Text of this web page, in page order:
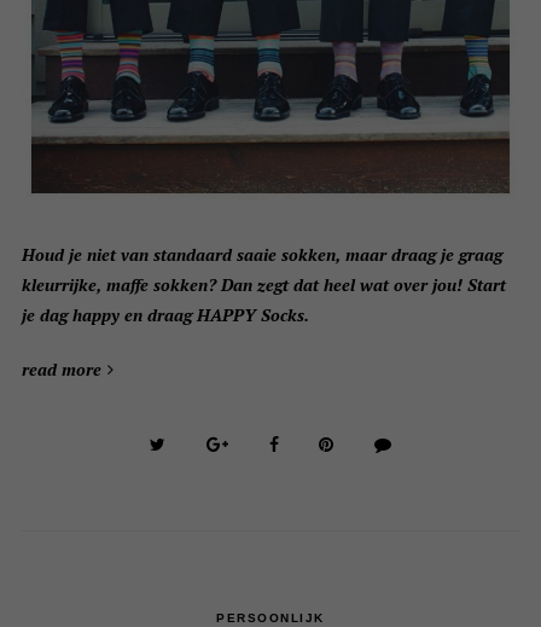
Houd je niet van standaard saaie sokken, maar draag je graag
kleurrijke, maffe sokken? Dan zegt dat heel wat over jou! Start
je dag happy en draag HAPPY Socks.
read more
PERSOONLIJK